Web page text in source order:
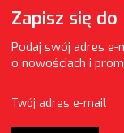
Zapisz się
Podaj swój adres
o nowościach i
Twój adres e-mail